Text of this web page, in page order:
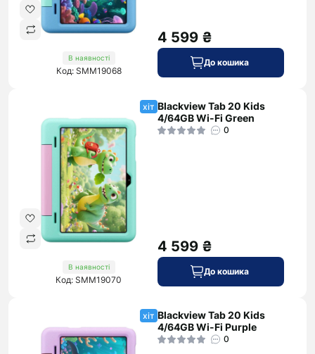
В наявності
Код: SMM19068
4 599 ₴
До кошика
хіт
В наявності
Код: SMM19070
Blackview Tab 20 Kids
4/64GB Wi-Fi Green
0
4 599 ₴
До кошика
хіт Blackview Tab 20 Kids
4/64GB Wi-Fi Purple
0